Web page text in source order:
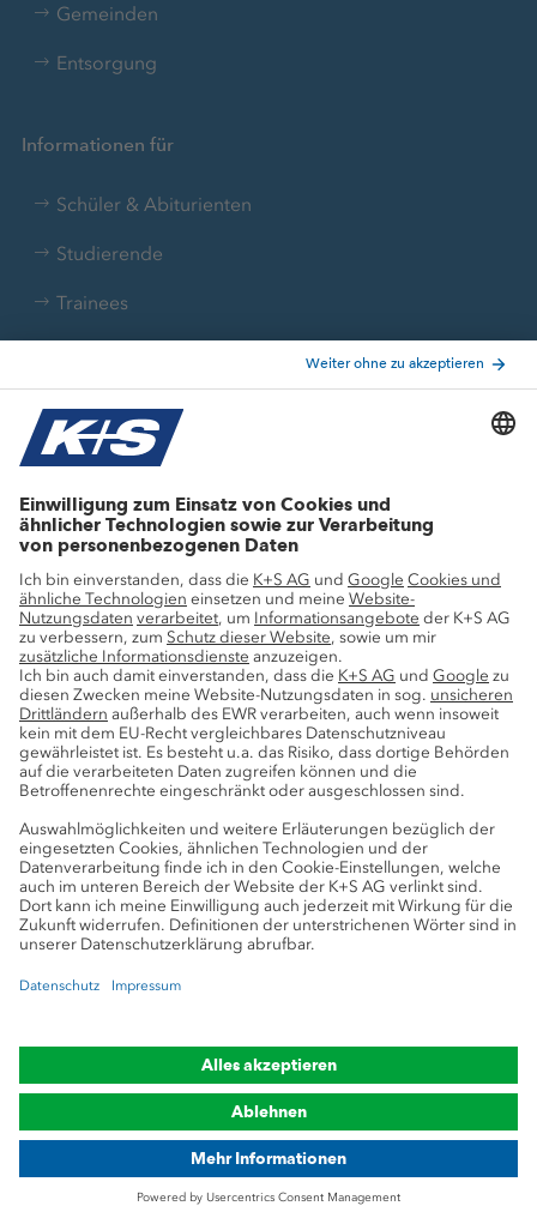
Gemeinden
Entsorgung
Informationen für
Schüler & Abiturienten
Studierende
Trainees
Aktuelle Themen
Stellenangebote
Wachstumsprojekte
Innovation
Nachhaltigkeit
Service
Pressekontakte
K+S-Newsletter
K+S Fanshop
Bergbaulexikon
myK+S Kundenportal
Datenschutz Cookie-Einstellungen Impressum
Compliance Markenhinweis
© 2019-2026 K+S Aktiengesellschaft